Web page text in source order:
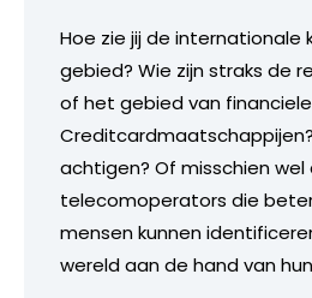
Hoe zie jij de internationale
gebied? Wie zijn straks de
of het gebied van
Creditcardmaatschappijen?
achtigen? Of misschien wel
telecomoperators die
mensen kunnen
wereld aan de hand van